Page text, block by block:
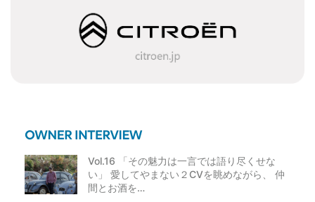
Vol.16 「その魅力は一言では語り尽くせな
い」 愛してやまない２CVを眺めながら、 仲
間とお酒を…